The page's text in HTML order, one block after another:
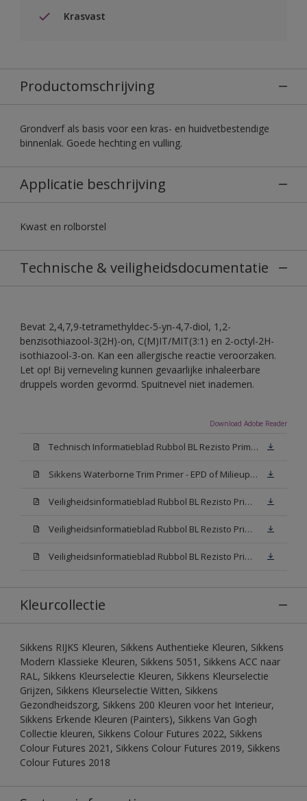
Krasvast
Productomschrijving
Grondverf als basis voor een kras- en huidvetbestendige
binnenlak. Goede hechting en vulling.
Applicatie beschrijving
Kwast en rolborstel
Technische & veiligheidsdocumentatie
Bevat 2,4,7,9-tetramethyldec-5-yn-4,7-diol, 1,2-
benzisothiazool-3(2H)-on, C(M)IT/MIT(3:1) en 2-octyl-2H-
isothiazool-3-on. Kan een allergische reactie veroorzaken.
Let op! Bij verneveling kunnen gevaarlijke inhaleerbare
druppels worden gevormd. Spuitnevel niet inademen.
Download Adobe Reader
Technisch Informatieblad Rubbol BL Rezisto Primer (New Livery) (PDF)
Sikkens Waterborne Trim Primer - EPD of Milieuproductverklaring
Veiligheidsinformatieblad Rubbol BL Rezisto Primer N00 (MSDS)
Veiligheidsinformatieblad Rubbol BL Rezisto Primer White (MSDS)
Veiligheidsinformatieblad Rubbol BL Rezisto Primer W05 (MSDS)
Kleurcollectie
Sikkens RIJKS Kleuren, Sikkens Authentieke Kleuren, Sikkens
Modern Klassieke Kleuren, Sikkens 5051, Sikkens ACC naar
RAL, Sikkens Kleurselectie Kleuren, Sikkens Kleurselectie
Grijzen, Sikkens Kleurselectie Witten, Sikkens
Gezondheidszorg, Sikkens 200 Kleuren voor het Interieur,
Sikkens Erkende Kleuren (Painters), Sikkens Van Gogh
Collectie kleuren, Sikkens Colour Futures 2022, Sikkens
Colour Futures 2021, Sikkens Colour Futures 2019, Sikkens
Colour Futures 2018